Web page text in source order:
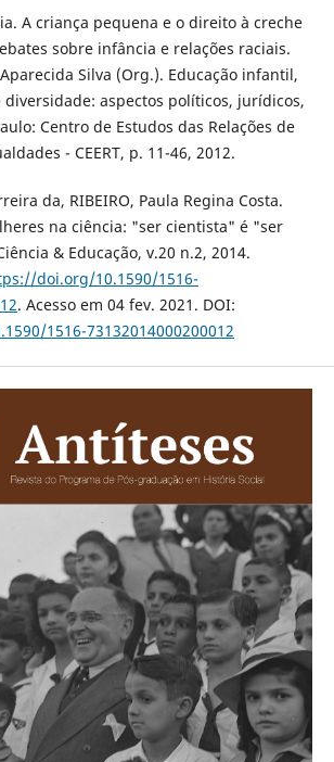
A criança pequena e o direito à creche
sobre infância e relações raciais.
Silva (Org.). Educação infantil,
aspectos políticos, jurídicos,
Centro de Estudos das Relações de
- CEERT, p. 11-46, 2012.
da, RIBEIRO, Paula Regina Costa.
na ciência: "ser cientista" é "ser
& Educação, v.20 n.2, 2014.
doi.org/10.1590/1516-
. Acesso em 04 fev. 2021. DOI:
1516-73132014000200012